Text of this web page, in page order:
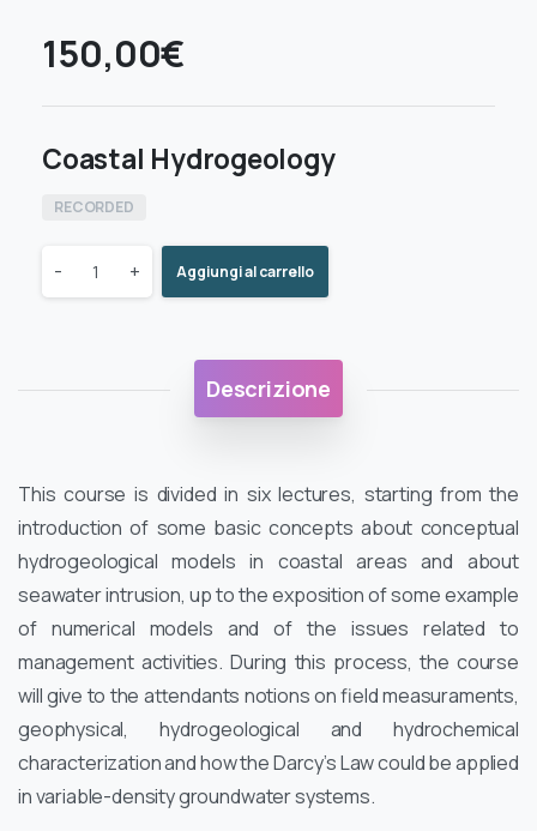
150,00€
Coastal Hydrogeology
RECORDED
Coastal
- + Aggiungi al carrello
Descrizione
This course is divided in six lectures, starting from the
introduction of some basic concepts about conceptual
hydrogeological models in coastal areas and about
seawater intrusion, up to the exposition of some example
of numerical models and of the issues related to
management activities. During this process, the course
will give to the attendants notions on field measuraments,
geophysical, hydrogeological and hydrochemical
characterization and how the Darcy’s Law could be applied
in variable-density groundwater systems.